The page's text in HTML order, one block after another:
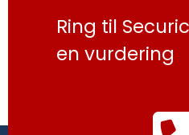
Ring til
en vurdering